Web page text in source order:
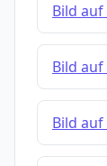
Bild auf
Bild auf
Bild auf